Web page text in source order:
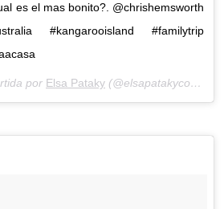
es el mas bonito?. @chrishemsworth
#kangarooisland #familytrip
por Elsa Pataky (@elsapatakyconfidential) el